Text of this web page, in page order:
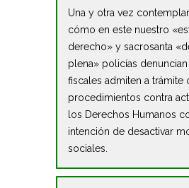
Una y otra vez
cómo en este nuestro
derecho» y sacrosanta
plena» policías
fiscales admiten a trámite
procedimientos contra
los Derechos Humanos
intención de desactivar
sociales.